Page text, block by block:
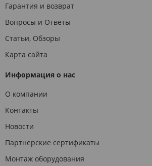
Гарантия и возврат
Вопросы и Ответы
Статьи, Обзоры
Карта сайта
Информация о нас
О компании
Контакты
Новости
Партнерские сертификаты
Монтаж оборудования